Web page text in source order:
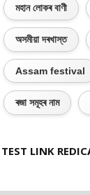
মহান লোকৰ বাণী
অসমীয়া দৰখাস্ত
Assam festival
ৰজা সমূহৰ নাম
TEST LINK